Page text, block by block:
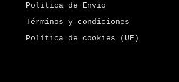
Politica de Envio
Términos y condiciones
Política de cookies (UE)